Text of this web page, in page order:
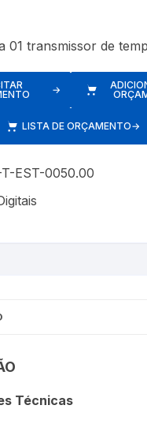
01 transmissor de
→
LISTA DE ORÇAMENTO→
EST-0050.00
Técnicas